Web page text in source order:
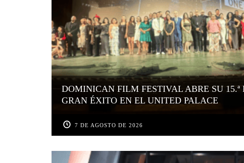
DOMINICAN FILM FESTIVAL ABRE SU 15.ª
GRAN ÉXITO EN EL UNITED PALACE
7 DE AGOSTO DE 2026